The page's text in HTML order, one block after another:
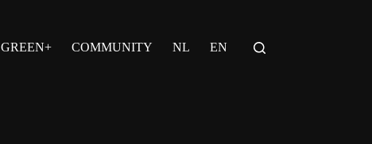
GREEN+ COMMUNITY NL EN